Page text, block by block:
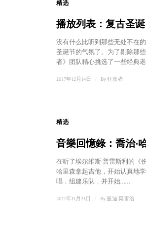
精选
播放列表：复古圣诞
没有什么比听到那些无处不在
圣诞节的气氛了。为了剔除那
者》团队精心挑选了一些经典
2017年12月14日 By狂欢者
精选
音樂回憶錄：喬治·
在听了埃尔维斯·普雷斯利的《
哈里森拿起吉他，开始认真地学
唱，组建乐队，并开始……
2017年11月21日 By 曼迪·莫雷洛